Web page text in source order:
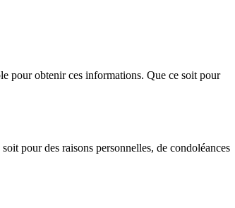
pour obtenir ces informations. Que ce soit pour
pour des raisons personnelles, de condoléances